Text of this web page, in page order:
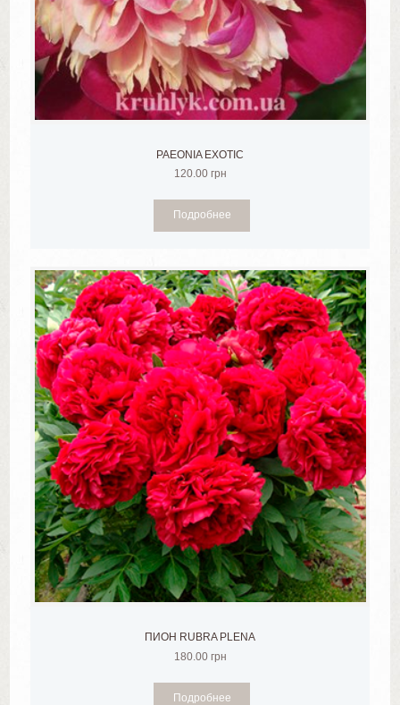
PAEONIA EXOTIC
120.00 грн
Подробнее
ПИОН RUBRA PLENA
180.00 грн
Подробнее